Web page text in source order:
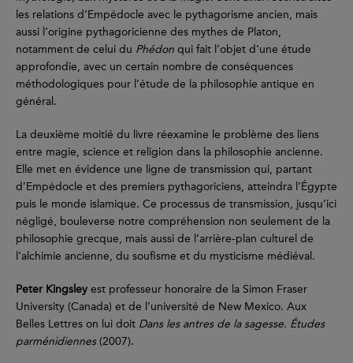
les relations d’Empédocle avec le pythagorisme ancien, mais
aussi l’origine pythagoricienne des mythes de Platon,
notamment de celui du Phédon qui fait l’objet d’une étude
approfondie, avec un certain nombre de conséquences
méthodologiques pour l’étude de la philosophie antique en
général.
La deuxième moitié du livre réexamine le problème des liens
entre magie, science et religion dans la philosophie ancienne.
Elle met en évidence une ligne de transmission qui, partant
d’Empédocle et des premiers pythagoriciens, atteindra l’Égypte
puis le monde islamique. Ce processus de transmission, jusqu’ici
négligé, bouleverse notre compréhension non seulement de la
philosophie grecque, mais aussi de l’arrière-plan culturel de
l’alchimie ancienne, du soufisme et du mysticisme médiéval.
Peter Kingsley est professeur honoraire de la Simon Fraser
University (Canada) et de l’université de New Mexico. Aux
Belles Lettres on lui doit Dans les antres de la sagesse. Études
parménidiennes(2007).